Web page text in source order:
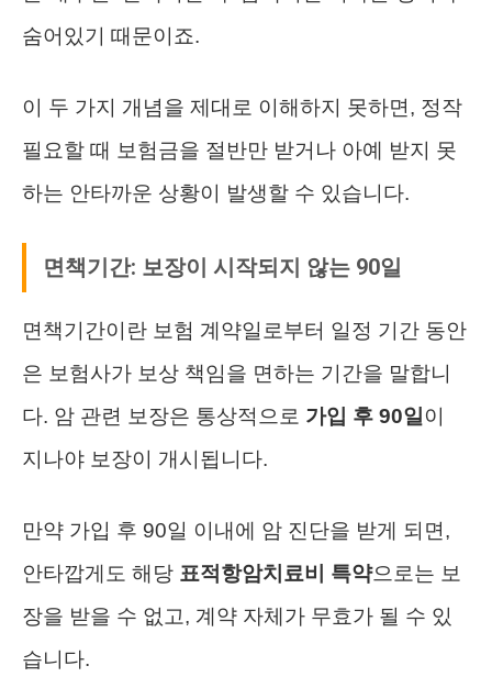
숨어있기 때문이죠.
이 두 가지 개념을 제대로 이해하지 못하면, 정작
필요할 때 보험금을 절반만 받거나 아예 받지 못
하는 안타까운 상황이 발생할 수 있습니다.
면책기간: 보장이 시작되지 않는 90일
면책기간이란 보험 계약일로부터 일정 기간 동안
은 보험사가 보상 책임을 면하는 기간을 말합니
다. 암 관련 보장은 통상적으로 가입 후 90일 이
지나야 보장이 개시됩니다.
만약 가입 후 90일 이내에 암 진단을 받게 되면,
안타깝게도 해당 표적항암치료비 특약으로는 보
장을 받을 수 없고, 계약 자체가 무효가 될 수 있
습니다.